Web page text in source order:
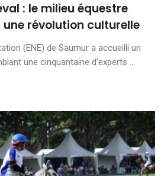
: le milieu équestre
révolution culturelle
(ENE) de Saumur a accueilli un
une cinquantaine d’experts ...